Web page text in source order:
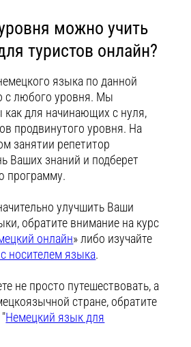
можно учить
туристов онлайн?
языка по данной
с любого уровня. Мы
как для начинающих с нуля,
продвинутого уровня. На
занятии репетитор
Ваших знаний и подберет
программу.
улучшить Ваши
обратите внимание на курс
онлайн» либо изучайте
носителем языка.
не просто путешествовать, а
стране, обратите
Немецкий язык для